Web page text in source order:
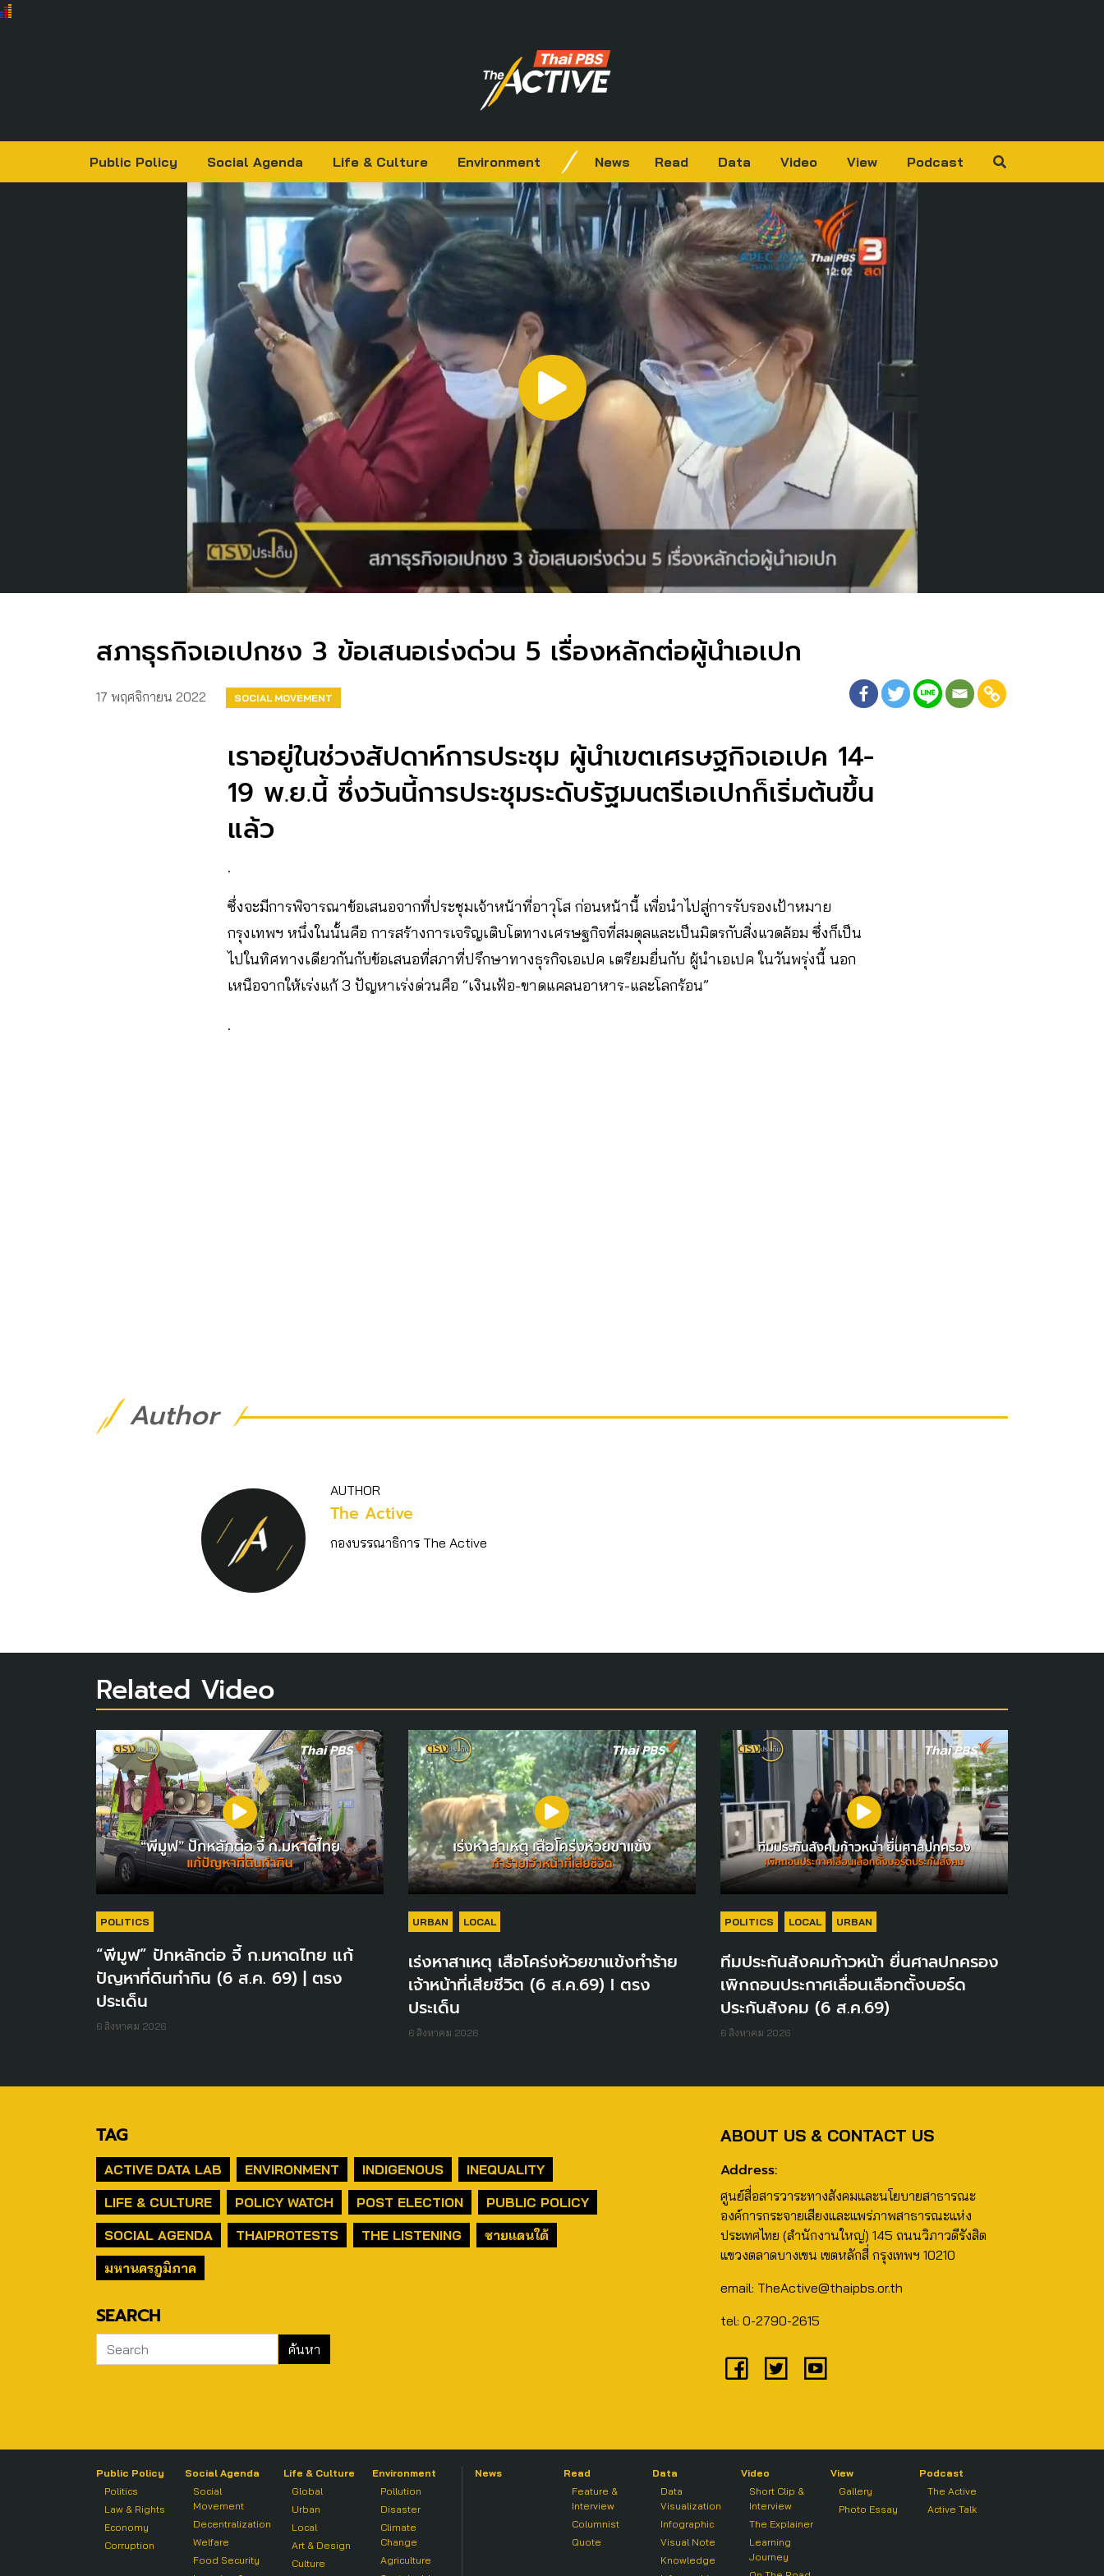
Public Policy Social Agenda Life & Culture Environment News Read Data Video View Podcast
สภาธุรกิจเอเปกชง 3 ข้อเสนอเร่งด่วน 5 เรื่องหลักต่อผู้นำเอเปก
17 พฤศจิกายน 2022 SOCIAL MOVEMENT
เราอยู่ในช่วงสัปดาห์การประชุม ผู้นำเขตเศรษฐกิจเอเปค 14-
19 พ.ย.นี้ ซึ่งวันนี้การประชุมระดับรัฐมนตรีเอเปกก็เริ่มต้นขึ้น
แล้ว
.
ซึ่งจะมีการพิจารณาข้อเสนอจากที่ประชุมเจ้าหน้าที่อาวุโส ก่อนหน้านี้ เพื่อนำไปสู่การรับรองเป้าหมาย
กรุงเทพฯ หนึ่งในนั้นคือ การสร้างการเจริญเติบโตทางเศรษฐกิจที่สมดุลและเป็นมิตรกับสิ่งแวดล้อม ซึ่งก็เป็น
ไปในทิศทางเดียวกันกับข้อเสนอที่สภาที่ปรึกษาทางธุรกิจเอเปค เตรียมยื่นกับ ผู้นำเอเปค ในวันพรุ่งนี้ นอก
เหนือจากให้เร่งแก้ 3 ปัญหาเร่งด่วนคือ “เงินเฟ้อ-ขาดแคลนอาหาร-และโลกร้อน”
.
Author
AUTHOR
The Active
กองบรรณาธิการ The Active
Related Video
POLITICS
“พีมูฟ” ปักหลักต่อ จี้ ก.มหาดไทย แก้
ปัญหาที่ดินทำกิน (6 ส.ค. 69) | ตรง
ประเด็น
6 สิงหาคม 2026
URBAN LOCAL
เร่งหาสาเหตุ เสือโคร่งห้วยขาแข้งทำร้าย
เจ้าหน้าที่เสียชีวิต (6 ส.ค.69) I ตรง
ประเด็น
6 สิงหาคม 2026
POLITICS LOCAL URBAN
ทีมประกันสังคมก้าวหน้า ยื่นศาลปกครอง
เพิกถอนประกาศเลื่อนเลือกตั้งบอร์ด
ประกันสังคม (6 ส.ค.69)
6 สิงหาคม 2026
TAG
ACTIVE DATA LAB ENVIRONMENT INDIGENOUS
INEQUALITY
LIFE & CULTURE
POLICY WATCH POST ELECTION
PUBLIC POLICY
SOCIAL AGENDA
THAIPROTESTS THE LISTENING
ชายแดนใต้
มหานครภูมิภาค
SEARCH
ABOUT US & CONTACT US
Address:
ศูนย์สื่อสารวาระทางสังคมและนโยบายสาธารณะ
องค์การกระจายเสียงและแพร่ภาพสาธารณะแห่ง
ประเทศไทย (สำนักงานใหญ่) 145 ถนนวิภาวดีรังสิต
แขวงตลาดบางเขน เขตหลักสี่ กรุงเทพฯ 10210
email: TheActive@thaipbs.or.th
tel: 0-2790-2615
Public Policy
Politics
Law & Rights
Economy
Corruption
Social Agenda
Social
Movement
Decentralization
Welfare
Food Security
Life & Culture
Global
Urban
Local
Art & Design
Culture
Environment
Pollution
Disaster
Climate
Change
Agriculture
News
Read
Feature &
Interview
Columnist
Quote
Data
Data
Visualization
Infographic
Visual Note
Knowledge
Video
Short Clip &
Interview
The Explainer
Learning
Journey
View
Gallery
Photo Essay
Podcast
The Active
Active Talk